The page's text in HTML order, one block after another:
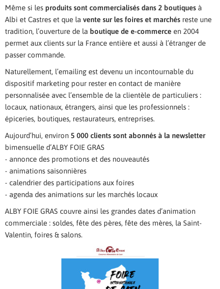
Même si les produits sont commercialisés dans 2 boutiques à
Albi et Castres et que la vente sur les foires et marchés reste une
tradition, l’ouverture de la boutique de e-commerce en 2004
permet aux clients sur la France entière et aussi à l’étranger de
passer commande.
Naturellement, l’emailing est devenu un incontournable du
dispositif marketing pour rester en contact de manière
personnalisée avec l’ensemble de la clientèle de particuliers :
locaux, nationaux, étrangers, ainsi que les professionnels :
épiceries, boutiques, restaurateurs, entreprises.
Aujourd’hui, environ 5 000 clients sont abonnés à la newsletter
bimensuelle d’ALBY FOIE GRAS
- annonce des promotions et des nouveautés
- animations saisonnières
- calendrier des participations aux foires
- agenda des animations sur les marchés locaux
ALBY FOIE GRAS couvre ainsi les grandes dates d’animation
commerciale : soldes, fête des pères, fête des mères, la Saint-
Valentin, foires & salons.